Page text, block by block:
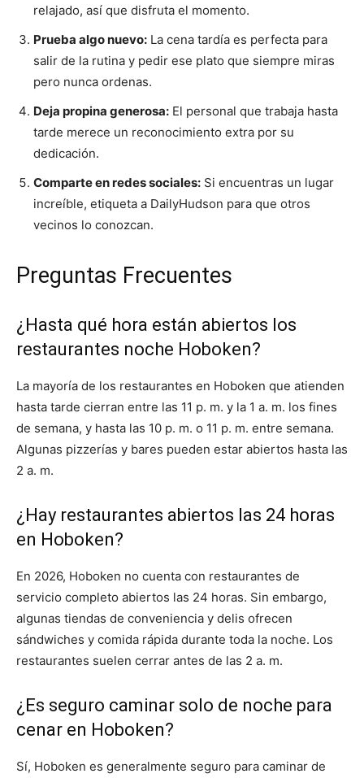
relajado, así que disfruta el momento.
Prueba algo nuevo: La cena tardía es perfecta para
salir de la rutina y pedir ese plato que siempre miras
pero nunca ordenas.
Deja propina generosa: El personal que trabaja hasta
tarde merece un reconocimiento extra por su
dedicación.
Comparte en redes sociales: Si encuentras un lugar
increíble, etiqueta a DailyHudson para que otros
vecinos lo conozcan.
Preguntas Frecuentes
¿Hasta qué hora están abiertos los
restaurantes noche Hoboken?
La mayoría de los restaurantes en Hoboken que atienden
hasta tarde cierran entre las 11 p. m. y la 1 a. m. los fines
de semana, y hasta las 10 p. m. o 11 p. m. entre semana.
Algunas pizzerías y bares pueden estar abiertos hasta las
2 a. m.
¿Hay restaurantes abiertos las 24 horas
en Hoboken?
En 2026, Hoboken no cuenta con restaurantes de
servicio completo abiertos las 24 horas. Sin embargo,
algunas tiendas de conveniencia y delis ofrecen
sándwiches y comida rápida durante toda la noche. Los
restaurantes suelen cerrar antes de las 2 a. m.
¿Es seguro caminar solo de noche para
cenar en Hoboken?
Sí, Hoboken es generalmente seguro para caminar de